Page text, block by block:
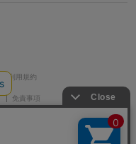
ご利用規約
免責事項